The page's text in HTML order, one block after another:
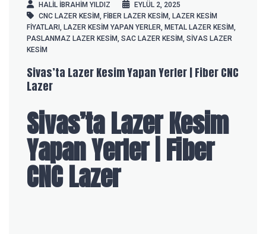
HALIL IBRAHIM YILDIZ
EYLÜL 2, 2025
CNC LAZER KESIM, FIBER LAZER KESIM, LAZER KESIM
FIYATLARI , LAZER KESIM YAPAN YERLER, METAL LAZER KESIM,
PASLANMAZ LAZER KESIM, SAC LAZER KESIM, SIVAS LAZER
KESIM
Sivas’ta Lazer Kesim Yapan Yerler | Fiber CNC
Lazer
Sivas’ta Lazer Kesim
Yapan Yerler | Fiber
CNC Lazer